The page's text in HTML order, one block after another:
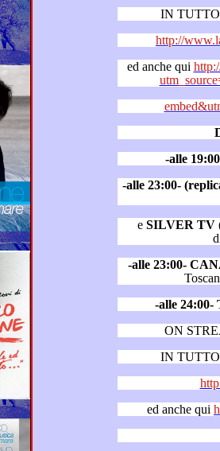
IN
http://
ed anche qui
-alle
-alle 23:00-
e SILVER TV
-alle 23:00-
-alle
ON
IN
ed anche qui